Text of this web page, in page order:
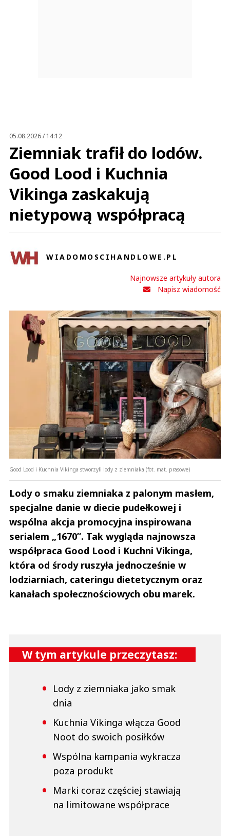
05.08.2026 / 14:12
Ziemniak trafił do lodów.
Good Lood i Kuchnia
Vikinga zaskakują
nietypową współpracą
WIADOMOSCIHANDLOWE.PL
Najnowsze artykuły autora
Napisz wiadomość
Good Lood i Kuchnia Vikinga stworzyli lody z ziemniaka (fot. mat. prasowe)
Lody o smaku ziemniaka z palonym masłem,
specjalne danie w diecie pudełkowej i
wspólna akcja promocyjna inspirowana
serialem „1670”. Tak wygląda najnowsza
współpraca Good Lood i Kuchni Vikinga,
która od środy ruszyła jednocześnie w
lodziarniach, cateringu dietetycznym oraz
kanałach społecznościowych obu marek.
W tym artykule przeczytasz:
Lody z ziemniaka jako smak
dnia
Kuchnia Vikinga włącza Good
Noot do swoich posiłków
Wspólna kampania wykracza
poza produkt
Marki coraz częściej stawiają
na limitowane współprace